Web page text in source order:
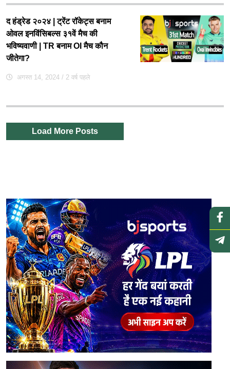
द हंड्रेड २०२४ | ट्रेंट रॉकेट्स बनाम
ओवल इनविंसिबल्स ३१वें मैच की
भविष्यवाणी | TR बनाम OI मैच कौन
जीतेगा?
अगस्त 14, 2024 / 2 वर्ष पहले
Load More Posts